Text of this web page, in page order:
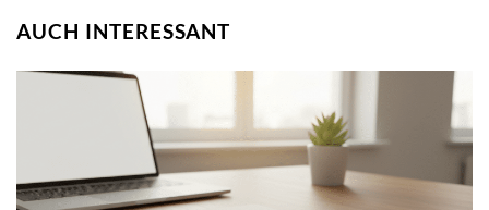
AUCH INTERESSANT